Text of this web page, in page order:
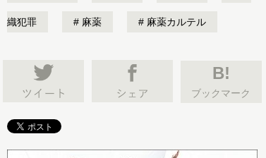
織犯罪 麻薬 麻薬カルテル
B!
ブックマーク